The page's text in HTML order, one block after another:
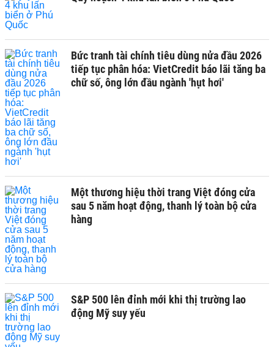
Bức tranh tài chính tiêu dùng nửa đầu 2026
tiếp tục phân hóa: VietCredit báo lãi tăng ba
chữ số, ông lớn đầu ngành 'hụt hơi'
Một thương hiệu thời trang Việt đóng cửa
sau 5 năm hoạt động, thanh lý toàn bộ cửa
hàng
S&P 500 lên đỉnh mới khi thị trường lao
động Mỹ suy yếu